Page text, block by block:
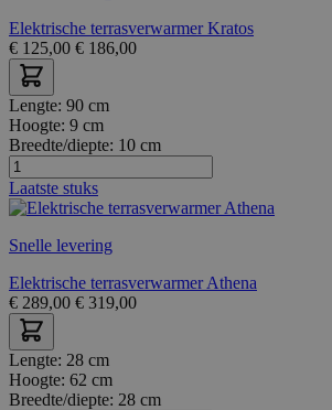
Elektrische terrasverwarmer Kratos
€ 125,00 € 186,00
Lengte: 90 cm
Hoogte: 9 cm
Breedte/diepte: 10 cm
Laatste stuks
Snelle levering
Elektrische terrasverwarmer Athena
€ 289,00 € 319,00
Lengte: 28 cm
Hoogte: 62 cm
Breedte/diepte: 28 cm